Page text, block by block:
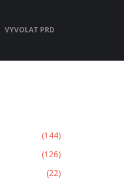
VYVOLAT PRD
(144)
(126)
(22)